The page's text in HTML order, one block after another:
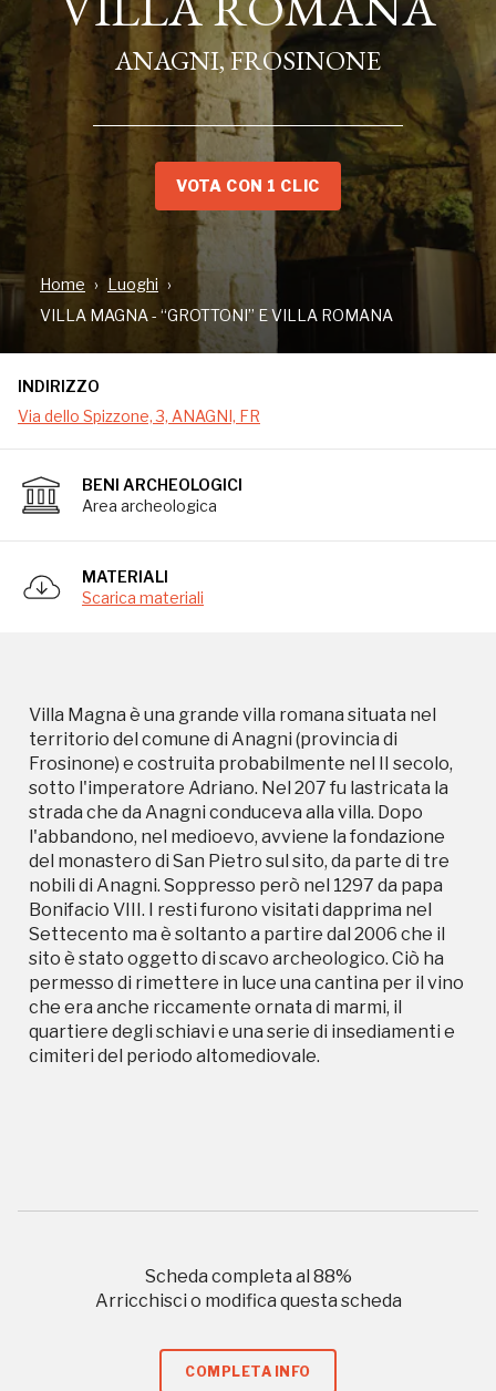
ANAGNI, FROSINONE
VOTA CON 1 CLIC
Home
Luoghi
VILLA MAGNA - “GROTTONI” E VILLA ROMANA
INDIRIZZO
Via dello Spizzone, 3, ANAGNI, FR
BENI ARCHEOLOGICI
Area archeologica
MATERIALI
Scarica materiali
Villa Magna è una grande villa romana situata nel
territorio del comune di Anagni (provincia di
Frosinone) e costruita probabilmente nel II secolo,
sotto l'imperatore Adriano. Nel 207 fu lastricata la
strada che da Anagni conduceva alla villa. Dopo
l'abbandono, nel medioevo, avviene la fondazione
del monastero di San Pietro sul sito, da parte di tre
nobili di Anagni. Soppresso però nel 1297 da papa
Bonifacio VIII. I resti furono visitati dapprima nel
Settecento ma è soltanto a partire dal 2006 che il
sito è stato oggetto di scavo archeologico. Ciò ha
permesso di rimettere in luce una cantina per il vino
che era anche riccamente ornata di marmi, il
quartiere degli schiavi e una serie di insediamenti e
cimiteri del periodo altomediovale.
Scheda completa al 88%
Arricchisci o modifica questa scheda
COMPLETA INFO
INDIRIZZO
Via dello Spizzone, 3, ANAGNI, FR
Villa Magna è una grande villa romana situata nel
territorio del comune di Anagni (provincia di
Frosinone) e costruita probabilmente nel II secolo,
l'abbandono, nel medioevo, avviene la fondazione
del monastero di San Pietro sul sito, da parte di tre
permesso di rimettere in luce una cantina per il vino
che era anche riccamente ornata di marmi, il
quartiere degli schiavi e una serie di insediamenti e
cimiteri del periodo altomediovale.
Storico campagne in questo
luogo